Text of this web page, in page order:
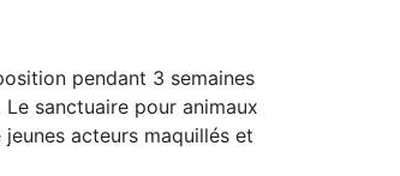
pendant 3 semaines
Le sanctuaire pour animaux
jeunes acteurs maquillés et